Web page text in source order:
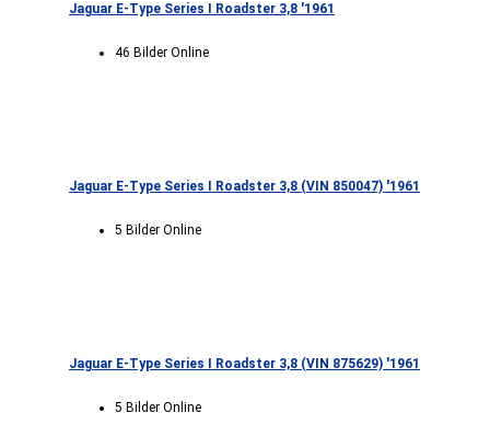
Jaguar E-Type Series I Roadster 3,8 '1961
46 Bilder Online
Jaguar E-Type Series I Roadster 3,8 (VIN 850047) '1961
5 Bilder Online
Jaguar E-Type Series I Roadster 3,8 (VIN 875629) '1961
5 Bilder Online